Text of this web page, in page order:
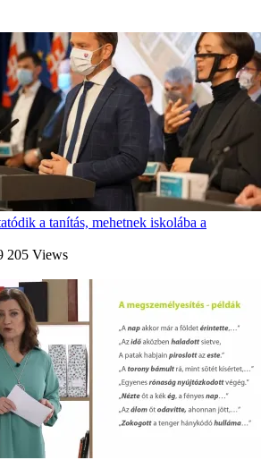
a tanítás, mehetnek iskolába a
205 Views